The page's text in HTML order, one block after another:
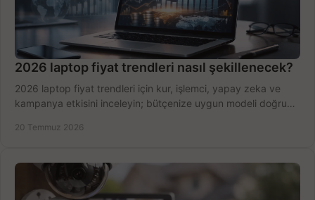
2026 laptop fiyat trendleri nasıl şekillenecek?
2026 laptop fiyat trendleri için kur, işlemci, yapay zeka ve
kampanya etkisini inceleyin; bütçenize uygun modeli doğru
20 Temmuz 2026